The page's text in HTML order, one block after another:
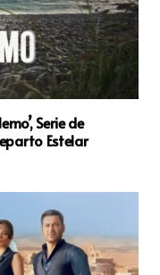
Serie de
Estelar